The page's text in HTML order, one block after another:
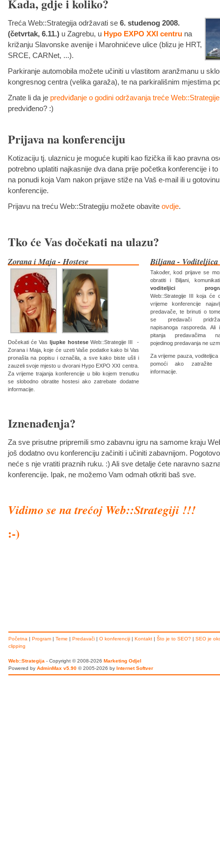
Kada, gdje i koliko?
Treća Web::Strategija održavati se 6. studenog 2008.
(četvrtak, 6.11.)u Zagrebu, u Hypo EXPO XXI centruna
križanju Slavonske avenije i Marohnićeve ulice (blizu je HRT,
SRCE, CARNet, ...).
Parkiranje automobila možete učiniti u vlastitom aranžmanu u
kongresnog centra (velika garaža), te na parkirališnim mjestima
Znate li da je predviđanje o godini održavanja treće Web::Strategije
predviđeno? :)
Prijava na konferenciju
Kotizaciju tj. ulaznicu je moguće kupiti kao fizička ili kao pravna
potrebno uplatiti najkasnije dva dana prije početka konferencije i
na ponudi koja Vam nakon prijave stiže na Vaš e-mail ili u
konferencije.
Prijavu na treću Web::Strategiju možete obavite ovdje.
Tko će Vas dočekati na ulazu?
Zorana i Maja - Hostese
Dočekati će Vasljupke hosteseWeb::Strategije III -
Zorana i Maja, koje će uzeti Vaše podatke kako bi Vas
pronašla na popisu i označila, a sve kako biste ušli i
zauzeli svoje mjesto u dvorani Hypo EXPO XXI centra.
Za vrijeme trajanja konferencije u bilo kojem trenutku
se slobodno obratite hostesi ako zatrebate dodatne
informacije.
Biljana - Voditeljica
Također, kod prijave se
obratiti i Biljani,
voditeljici
Web::Strategije III koja će
vrijeme konferencije
predavače, te brinuti o
se predavači
napisanoga rasporeda. Ali
pitanja predavačima
pojedinog predavanja ne
Za vrijeme pauza,
pomoći ako zatražite
informacije.
Iznenađenja?
Za sve prisutne pripremili smo zabavnu igru na samome kraju
još dodatno ovu konferenciju začiniti i učiniti zabavnijom.
neće s nje vratiti praznih ruku. :) Ali sve detalje ćete naravno
konferencije. Ipak, ne možemo Vam odmah otkriti baš sve.
Vidimo se na trećoj Web::Strategiji !!!
:-)
Početna | Program| Teme | Predavači| O konferenciji| Kontakt| Što je to SEO?| SEO je
clipping
Web::Strategija - Copyright © 2008-2026 Marketing Odjel
Powered by AdminMax v5.90© 2005-2026 by Internet Softver